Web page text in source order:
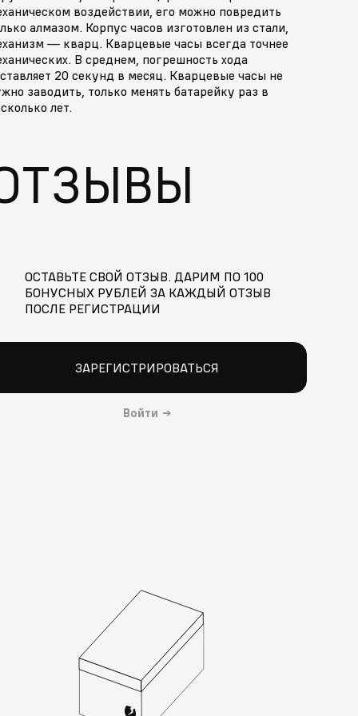
воздействии, его можно повредить
алмазом. Корпус часов изготовлен из стали,
— кварц. Кварцевые часы всегда точнее
В среднем, погрешность хода
20 секунд в месяц. Кварцевые часы не
заводить, только менять батарейку раз в
лет.
ОСТАВЬТЕ СВОЙ ОТЗЫВ. ДАРИМ ПО 100
БОНУСНЫХ РУБЛЕЙ ЗА КАЖДЫЙ ОТЗЫВ
ПОСЛЕ РЕГИСТРАЦИИ
ЗАРЕГИСТРИРОВАТЬСЯ
Войти →